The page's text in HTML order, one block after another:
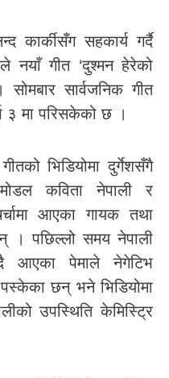
कार्कीसँग सहकार्य गर्दै
नयाँ गीत ‘दुश्मन हेरेको
सार्वजनिक गीत
३ मा परिसकेको छ ।
भिडियोमा दुर्गेशसँगै
कविता नेपाली र
आएका गायक तथा
। पछिल्लो समय नेपाली
आएका पेमाले नेगेटिभ
छन् भने भिडियोमा
उपस्थिति केमिस्ट्रि